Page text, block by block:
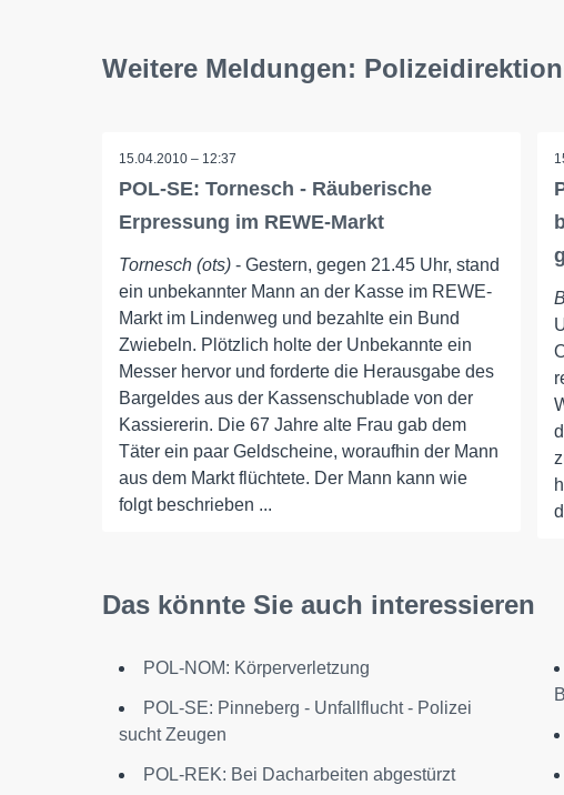
Weitere Meldungen:
15.04.2010 – 12:37
POL-SE: Tornesch - Räuberische
Erpressung im REWE-Markt
Tornesch (ots) - Gestern, gegen 21.45 Uhr, stand
ein unbekannter Mann an der Kasse im REWE-
Markt im Lindenweg und bezahlte ein Bund
Zwiebeln. Plötzlich holte der Unbekannte ein
Messer hervor und forderte die Herausgabe des
Bargeldes aus der Kassenschublade von der
Kassiererin. Die 67 Jahre alte Frau gab dem
Täter ein paar Geldscheine, woraufhin der Mann
aus dem Markt flüchtete. Der Mann kann wie
folgt beschrieben ...
Das könnte Sie auch interessieren
POL-NOM: Körperverletzung
POL-SE: Pinneberg - Unfallflucht - Polizei
sucht Zeugen
POL-REK: Bei Dacharbeiten abgestürzt